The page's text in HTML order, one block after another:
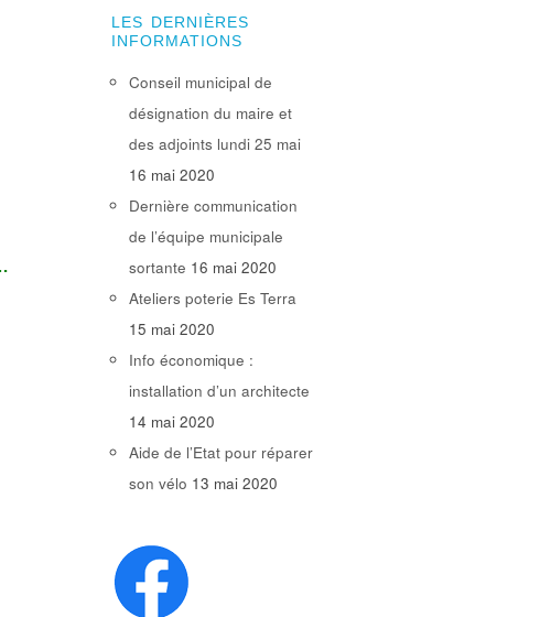
LES DERNIÈRES
INFORMATIONS
Conseil municipal de
désignation du maire et
des adjoints lundi 25 mai
16 mai 2020
Dernière communication
de l’équipe municipale
sortante 16 mai 2020
Ateliers poterie Es Terra
15 mai 2020
Info économique :
installation d’un architecte
14 mai 2020
Aide de l’Etat pour réparer
son vélo 13 mai 2020